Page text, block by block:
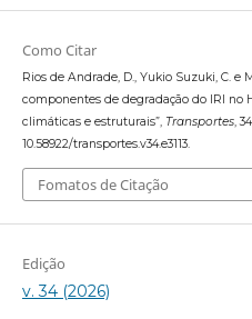
Como Citar
Rios de Andrade, D., Yukio Suzuki, C. e
componentes de degradação do IRI no
climáticas e estruturais”, Transportes,
10.58922/transportes.v34.e3113.
Fomatos de Citação
Edição
v. 34 (2026)